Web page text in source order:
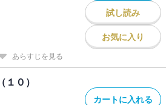
試し読み
お気に入り
あらすじを見る
０）
カートに入れる